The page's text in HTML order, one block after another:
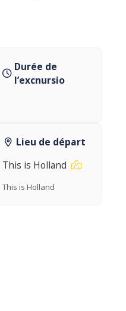
Durée de
l’excnursio
Lieu de départ
This is Holland
This is Holland